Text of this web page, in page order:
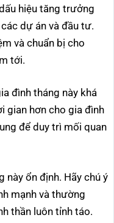
hiệu tăng trưởng
dự án và đầu tư.
và chuẩn bị cho
tới.
đình tháng này khá
gian hơn cho gia đình
để duy trì mối quan
này ổn định. Hãy chú ý
mạnh và thường
thần luôn tỉnh táo.